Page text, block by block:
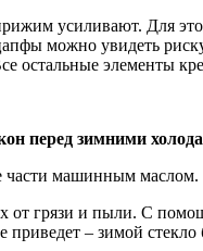
усиливают. Для
можно увидеть
элементы
перед зимними
машинным маслом.
от грязи и пыли. С
– зимой стекло